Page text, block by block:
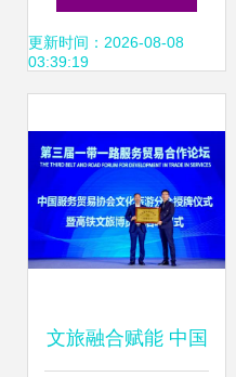
区别及离岸公司在
更新时间：2026-08-08
03:39:19
文旅融合赋能 中国